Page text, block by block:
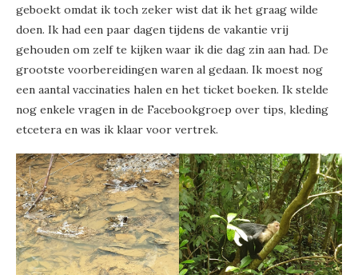
geboekt omdat ik toch zeker wist dat ik het graag wilde
doen. Ik had een paar dagen tijdens de vakantie vrij
gehouden om zelf te kijken waar ik die dag zin aan had. De
grootste voorbereidingen waren al gedaan. Ik moest nog
een aantal vaccinaties halen en het ticket boeken. Ik stelde
nog enkele vragen in de Facebookgroep over tips, kleding
etcetera en was ik klaar voor vertrek.